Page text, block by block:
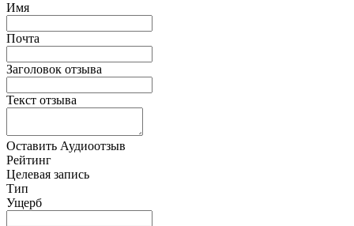
Имя
Почта
Заголовок отзыва
Текст отзыва
Оставить Аудиоотзыв
Рейтинг
Целевая запись
Тип
Ущерб